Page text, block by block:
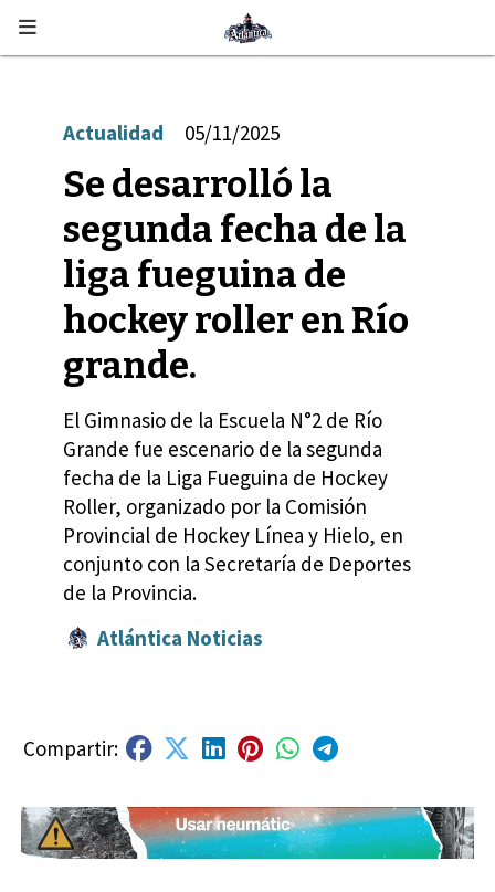
Se desarrolló la
segunda fecha de la
liga fueguina de
hockey roller en Río
grande.
El Gimnasio de la Escuela N°2 de Río
Grande fue escenario de la segunda
fecha de la Liga Fueguina de Hockey
Roller, organizado por la Comisión
Provincial de Hockey Línea y Hielo, en
conjunto con la Secretaría de Deportes
de la Provincia.
Actualidad 05/11/2025
Atlántica Noticias